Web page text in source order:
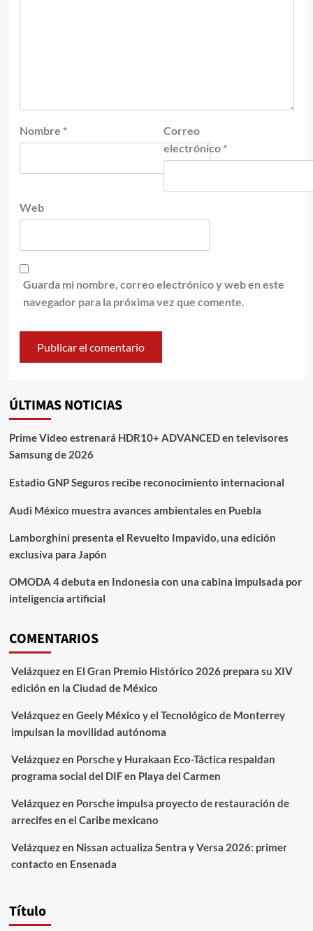
Nombre *
Correo
electrónico *
Web
Guarda mi nombre, correo electrónico y web en este
navegador para la próxima vez que comente.
ÚLTIMAS NOTICIAS
Prime Video estrenará HDR10+ ADVANCED en televisores
Samsung de 2026
Estadio GNP Seguros recibe reconocimiento internacional
Audi México muestra avances ambientales en Puebla
Lamborghini presenta el Revuelto Impavido, una edición
exclusiva para Japón
OMODA 4 debuta en Indonesia con una cabina impulsada por
inteligencia artificial
COMENTARIOS
Velázquezen El Gran Premio Histórico 2026 prepara su XIV
edición en la Ciudad de México
Velázquezen Geely México y el Tecnológico de Monterrey
impulsan la movilidad autónoma
Velázquezen Porsche y Hurakaan Eco-Táctica respaldan
programa social del DIF en Playa del Carmen
Velázquezen Porsche impulsa proyecto de restauración de
arrecifes en el Caribe mexicano
Velázquezen Nissan actualiza Sentra y Versa 2026: primer
contacto en Ensenada
Título